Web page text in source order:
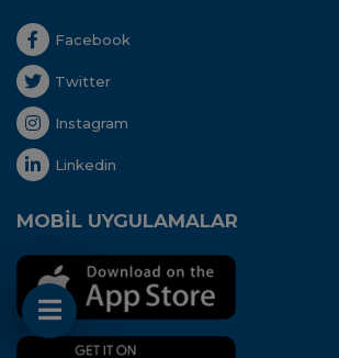
Facebook
Twitter
Instagram
Linkedin
MOBİL UYGULAMALAR